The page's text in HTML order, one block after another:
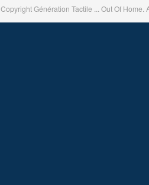
Copyright Génération Tactile ... Out Of Home.